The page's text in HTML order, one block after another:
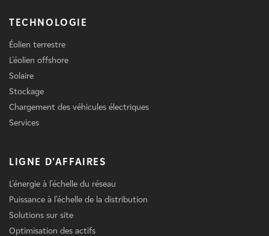
TECHNOLOGIE
Éolien terrestre
L'éolien offshore
Solaire
Stockage
Chargement des véhicules électriques
Services
LIGNE D'AFFAIRES
L'énergie à l'échelle du réseau
Puissance à l'échelle de la distribution
Solutions sur site
Optimisation des actifs